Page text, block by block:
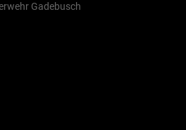
Gadebusch